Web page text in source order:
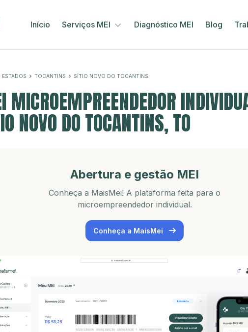
Início Serviços MEI Diagnóstico MEI Blog
ESTADOS TOCANTINS SÍTIO NOVO DO TOCANTINS
MICROEMPREENDEDOR
NOVO DO TOCANTINS, TO
Abertura e gestão MEI
Conheça a MaisMei! A plataforma feita para o
microempreendedor individual.
Conheça a MaisMei